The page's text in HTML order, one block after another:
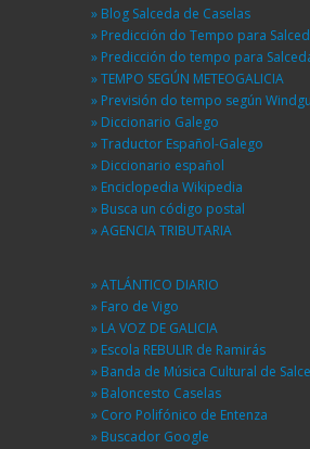
» Blog Salceda de Caselas
» Predicción do Tempo para
» Predicción do tempo para
» TEMPO SEGÚN METEOGALICIA
» Previsión do tempo según
» Diccionario Galego
» Traductor Español-Galego
» Diccionario español
» Enciclopedia Wikipedia
» Busca un código postal
» AGENCIA TRIBUTARIA
» ATLÁNTICO DIARIO
» Faro de Vigo
» LA VOZ DE GALICIA
» Escola REBULIR de Ramirás
» Banda de Música Cultural de
» Baloncesto Caselas
» Coro Polifónico de Entenza
» Buscador Google